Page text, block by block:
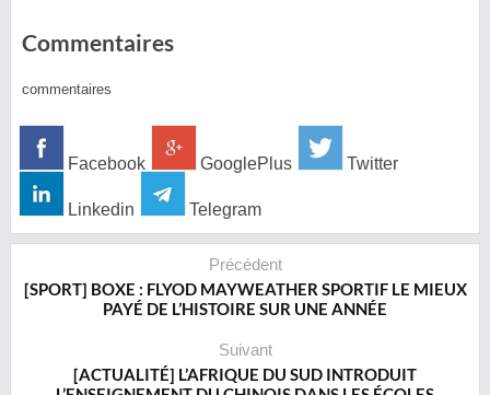
Commentaires
commentaires
Facebook GooglePlus Twitter
Linkedin Telegram
Précédent
[SPORT] BOXE : FLYOD MAYWEATHER SPORTIF LE MIEUX
PAYÉ DE L’HISTOIRE SUR UNE ANNÉE
Suivant
[ACTUALITÉ] L’AFRIQUE DU SUD INTRODUIT